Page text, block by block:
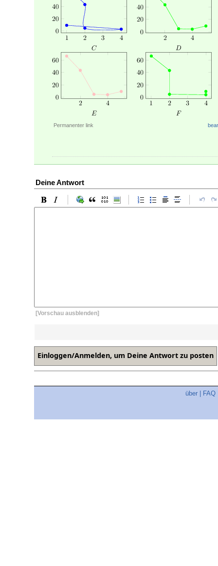
Permanenter link
Deine Antwort
[Vorschau ausblenden]
über FAQ